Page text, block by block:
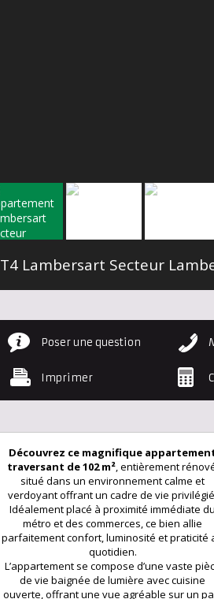
T4 Lambersart Secteur
Poser une question
Imprimer
Découvrez ce magnifique
traversant de 102 m², entièrement
situé dans un environnement calme et
verdoyant offrant un cadre de vie
Idéalement placé à proximité immédiate du
métro et des commerces, ce bien allie
parfaitement confort, luminosité et praticité
quotidien.
L’appartement se compose d’une vaste
de vie baignée de lumière avec cuisine
ouverte, offrant une vue agréable sur un